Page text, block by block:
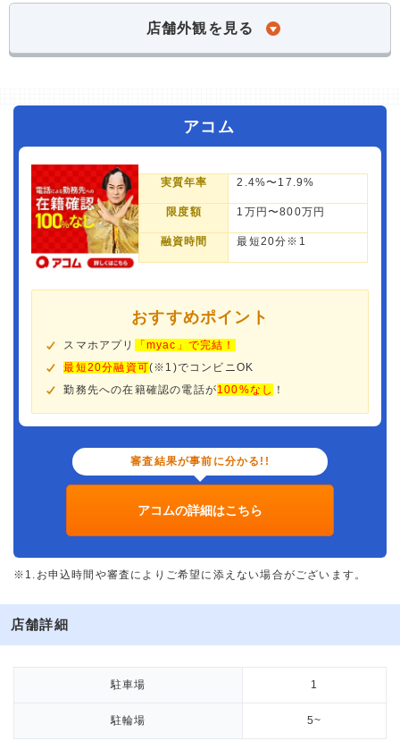
店舗外観を見る
アコム
実質年率 2.4%〜17.9%
限度額 1万円〜800万円
融資時間 最短20分※1
おすすめポイント
スマホアプリ
「myac」で完結！
最短20分融資可(※1)でコンビニOK
勤務先への在籍確認の電話が100%なし ！
審査結果が事前に分かる!!
アコムの詳細はこちら
※1.お申込時間や審査によりご希望に添えない場合がございます。
店舗詳細
駐車場 1
駐輪場 5~